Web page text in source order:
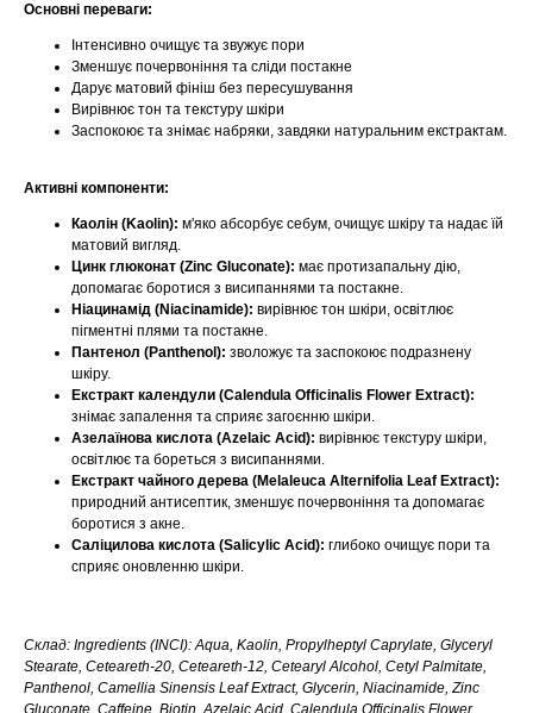
Основні переваги:
Інтенсивно очищує та звужує пори
Зменшує почервоніння та сліди постакне
Дарує матовий фініш без пересушування
Вирівнює тон та текстуру шкіри
Заспокоює та знімає набряки, завдяки натуральним екстрактам.
Активні компоненти:
Каолін (Kaolin): м'яко абсорбує себум, очищує шкіру та надає їй
матовий вигляд.
Цинк глюконат (Zinc Gluconate): має протизапальну дію,
допомагає боротися з висипаннями та постакне.
Ніацинамід (Niacinamide): вирівнює тон шкіри, освітлює
пігментні плями та постакне.
Пантенол (Panthenol): зволожує та заспокоює подразнену
шкіру.
Екстракт календули (Calendula Officinalis Flower Extract):
знімає запалення та сприяє загоєнню шкіри.
Азелаїнова кислота (Azelaic Acid): вирівнює текстуру шкіри,
освітлює та бореться з висипаннями.
Екстракт чайного дерева (Melaleuca Alternifolia Leaf Extract):
природний антисептик, зменшує почервоніння та допомагає
боротися з акне.
Саліцилова кислота (Salicylic Acid): глибоко очищує пори та
сприяє оновленню шкіри.
Склад: Ingredients (INCI): Aqua, Kaolin, Propylheptyl Caprylate, Glyceryl
Stearate, Ceteareth-20, Ceteareth-12, Cetearyl Alcohol, Cetyl Palmitate,
Panthenol, Camellia Sinensis Leaf Extract, Glycerin, Niacinamide, Zinc